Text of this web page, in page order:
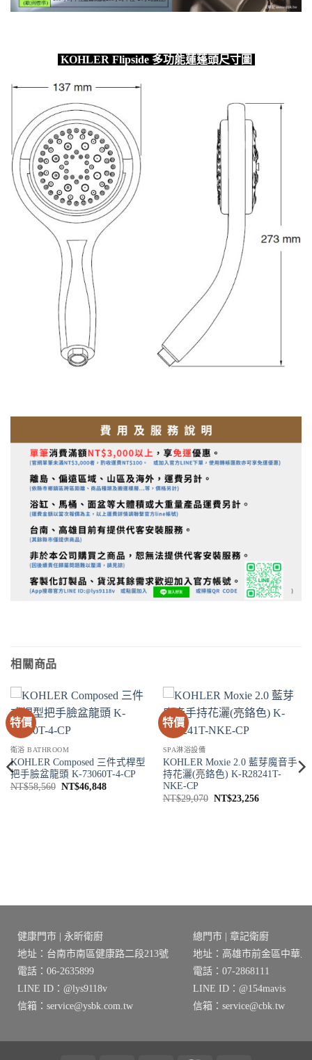
KOHLER Flipside 多功能蓮蓬頭尺寸圖
相關商品
特價
衛浴 BATHROOM
KOHLER Composed 三件式桿型
把手臉盆龍頭 K-73060T-4-CP
NT$58,560 原
NT$46,848目
特價
SPA淋浴設備
KOHLER Moxie 2.0 藍芽魔音手
持花灑(亮鉻色) K-R28241T-
NKE-CP
NT$29,070 原
NT$23,256目
健康門市 | 永昕衛廚
地址：台南市南區健康路二段213號
電話：06-2635899
LINE ID：@lys9118v
信箱：service@ysbk.com.tw
總門市 | 章記衛廚
地址：高雄市前金區中華三
電話：07-2868111
LINE ID：@154mavis
信箱：service@cbk.tw